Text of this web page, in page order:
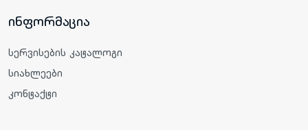
ინფორმაცია
სერვისების კატალოგი
სიახლეები
კონტაქტი